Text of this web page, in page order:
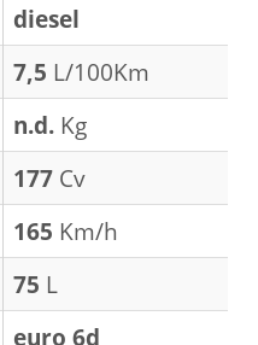
diesel
7,5 L/100Km
n.d. Kg
177 Cv
165 Km/h
75 L
euro 6d